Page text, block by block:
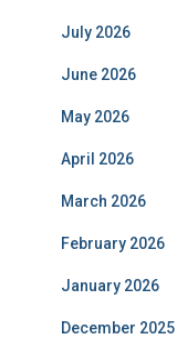
July 2026
June 2026
May 2026
April 2026
March 2026
February 2026
January 2026
December 2025